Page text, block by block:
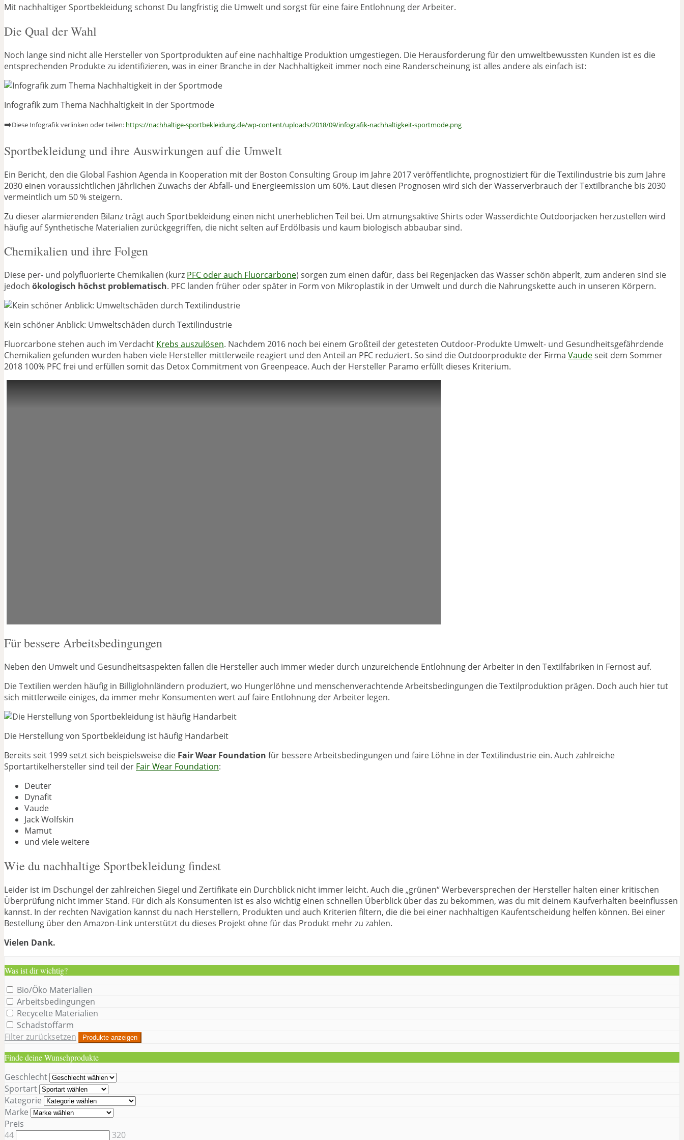
Mit nachhaltiger Sportbekleidung schonst Du langfristig die Umwelt und sorgst für eine faire Entlohnung der Arbeiter.
Die Qual der Wahl
Noch lange sind nicht alle Hersteller von Sportprodukten auf eine nachhaltige Produktion umgestiegen. Die Herausforderung für den umweltbewussten Kunden ist es die
entsprechenden Produkte zu identifizieren, was in einer Branche in der Nachhaltigkeit immer noch eine Randerscheinung ist alles andere als einfach ist:
Infografik zum Thema Nachhaltigkeit in der Sportmode
➡️Diese Infografik verlinken oder teilen: https://nachhaltige-sportbekleidung.de/wp-content/uploads/2018/09/infografik-nachhaltigkeit-sportmode.png
Sportbekleidung und ihre Auswirkungen auf die Umwelt
Ein Bericht, den die Global Fashion Agenda in Kooperation mit der Boston Consulting Group im Jahre 2017 veröffentlichte, prognostiziert für die Textilindustrie bis zum Jahre
2030 einen voraussichtlichen jährlichen Zuwachs der Abfall- und Energieemission um 60%. Laut diesen Prognosen wird sich der Wasserverbrauch der Textilbranche bis 2030
vermeintlich um 50 % steigern.
Zu dieser alarmierenden Bilanz trägt auch Sportbekleidung einen nicht unerheblichen Teil bei. Um atmungsaktive Shirts oder Wasserdichte Outdoorjacken herzustellen wird
häufig auf Synthetische Materialien zurückgegriffen, die nicht selten auf Erdölbasis und kaum biologisch abbaubar sind.
Chemikalien und ihre Folgen
Diese per- und polyfluorierte Chemikalien (kurz PFC oder auch Fluorcarbone) sorgen zum einen dafür, dass bei Regenjacken das Wasser schön abperlt, zum anderen sind sie
jedoch ökologisch höchst problematisch. PFC landen früher oder später in Form von Mikroplastik in der Umwelt und durch die Nahrungskette auch in unseren Körpern.
Kein schöner Anblick: Umweltschäden durch Textilindustrie
Fluorcarbone stehen auch im Verdacht Krebs auszulösen. Nachdem 2016 noch bei einem Großteil der getesteten Outdoor-Produkte Umwelt- und Gesundheitsgefährdende
Chemikalien gefunden wurden haben viele Hersteller mittlerweile reagiert und den Anteil an PFC reduziert. So sind die Outdoorprodukte der Firma Vaudeseit dem Sommer
2018 100% PFC frei und erfüllen somit das Detox Commitment von Greenpeace. Auch der Hersteller Paramo erfüllt dieses Kriterium.
Für bessere Arbeitsbedingungen
Neben den Umwelt und Gesundheitsaspekten fallen die Hersteller auch immer wieder durch unzureichende Entlohnung der Arbeiter in den Textilfabriken in Fernost auf.
Die Textilien werden häufig in Billiglohnländern produziert, wo Hungerlöhne und menschenverachtende Arbeitsbedingungen die Textilproduktion prägen. Doch auch hier tut
sich mittlerweile einiges, da immer mehr Konsumenten wert auf faire Entlohnung der Arbeiter legen.
Die Herstellung von Sportbekleidung ist häufig Handarbeit
Bereits seit 1999 setzt sich beispielsweise die Fair Wear Foundation für bessere Arbeitsbedingungen und faire Löhne in der Textilindustrie ein. Auch zahlreiche
Sportartikelhersteller sind teil der Fair Wear Foundation:
Deuter
Dynafit
Vaude
Jack Wolfskin
Mamut
und viele weitere
Wie du nachhaltige Sportbekleidung findest
Leider ist im Dschungel der zahlreichen Siegel und Zertifikate ein Durchblick nicht immer leicht. Auch die „grünen“ Werbeversprechen der Hersteller halten einer kritischen
Überprüfung nicht immer Stand. Für dich als Konsumenten ist es also wichtig einen schnellen Überblick über das zu bekommen, was du mit deinem Kaufverhalten beeinflussen
kannst. In der rechten Navigation kannst du nach Herstellern, Produkten und auch Kriterien filtern, die die bei einer nachhaltigen Kaufentscheidung helfen können. Bei einer
Bestellung über den Amazon-Link unterstützt du dieses Projekt ohne für das Produkt mehr zu zahlen.
Vielen Dank.
Was ist dir wichtig?
Bio/Öko Materialien
Arbeitsbedingungen
Recycelte Materialien
Schadstoffarm
Filter zurücksetzen
Produkte anzeigen
Finde deine Wunschprodukte
Geschlecht
Sportart
Kategorie
Marke
Preis
44
320